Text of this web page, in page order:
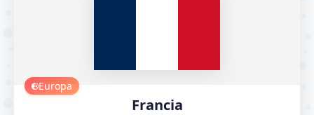
Europa
Francia